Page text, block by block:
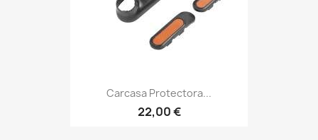
Carcasa Protectora...
22,00 €